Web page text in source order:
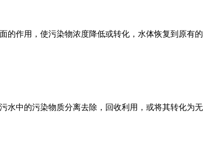
的作用，使污染物浓度降低或转化，水体恢复到原有
水中的污染物质分离去除，回收利用，或将其转化为